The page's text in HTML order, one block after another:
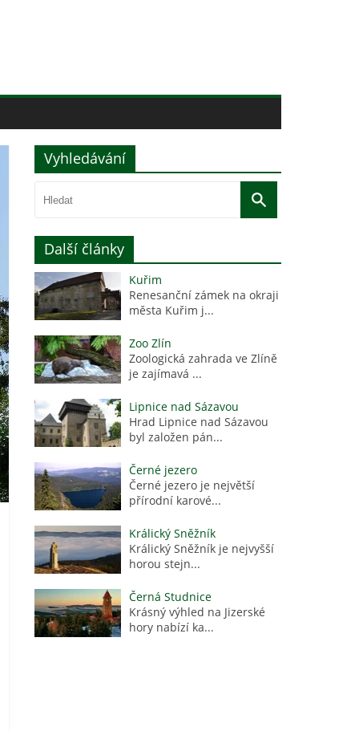
Vyhledávání
Další články
Kuřim
Renesanční zámek na okraji
města Kuřim j...
Zoo Zlín
Zoologická zahrada ve Zlíně
je zajímavá ...
Lipnice nad Sázavou
Hrad Lipnice nad Sázavou
byl založen pán...
Černé jezero
Černé jezero je největší
přírodní karové...
Králický Sněžník
Králický Sněžník je nejvyšší
horou stejn...
Černá Studnice
Krásný výhled na Jizerské
hory nabízí ka...